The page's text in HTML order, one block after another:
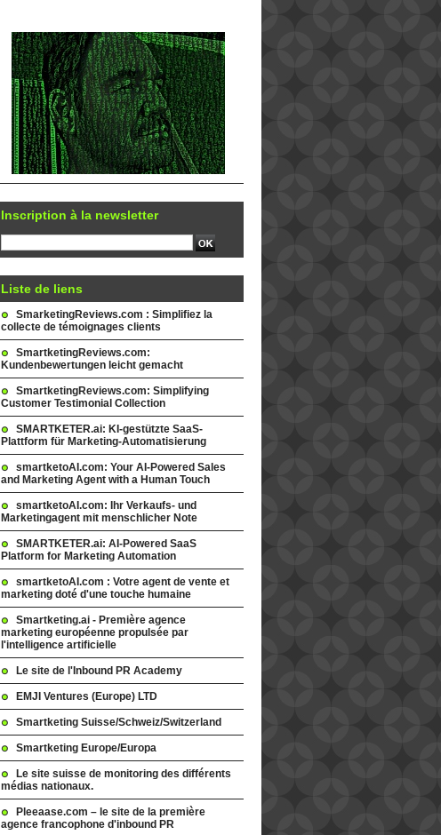
Inscription à la newsletter
Liste de liens
SmarketingReviews.com : Simplifiez la
collecte de témoignages clients
SmartketingReviews.com:
Kundenbewertungen leicht gemacht
SmartketingReviews.com: Simplifying
Customer Testimonial Collection
SMARTKETER.ai: KI-gestützte SaaS-
Plattform für Marketing-Automatisierung
smartketoAI.com: Your AI-Powered Sales
and Marketing Agent with a Human Touch
smartketoAI.com: Ihr Verkaufs- und
Marketingagent mit menschlicher Note
SMARTKETER.ai: AI-Powered SaaS
Platform for Marketing Automation
smartketoAI.com : Votre agent de vente et
marketing doté d'une touche humaine
Smartketing.ai - Première agence
marketing européenne propulsée par
l'intelligence artificielle
Le site de l'Inbound PR Academy
EMJI Ventures (Europe) LTD
Smartketing Suisse/Schweiz/Switzerland
Smartketing Europe/Europa
Le site suisse de monitoring des différents
médias nationaux.
Pleeaase.com – le site de la première
agence francophone d'inbound PR